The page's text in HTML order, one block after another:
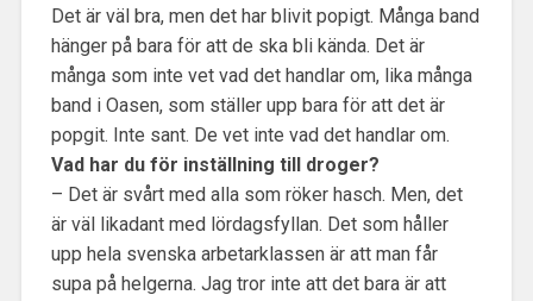
Det är väl bra, men det har blivit popigt. Många band
hänger på bara för att de ska bli kända. Det är
många som inte vet vad det handlar om, lika många
band i Oasen, som ställer upp bara för att det är
popgit. Inte sant. De vet inte vad det handlar om.
Vad har du för inställning till droger?
– Det är svårt med alla som röker hasch. Men, det
är väl likadant med lördagsfyllan. Det som håller
upp hela svenska arbetarklassen är att man får
supa på helgerna. Jag tror inte att det bara är att